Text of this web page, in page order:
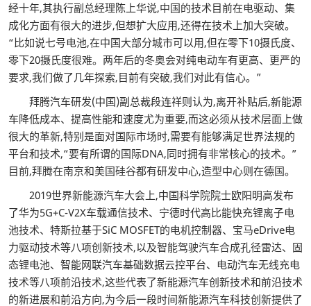
经十年,其执行副总经理陈上华说,中国的技术目前在电驱动、集
成化方面有很大的进步,但想扩大应用,还得在技术上加大突破。
“比如说七号电池,在中国大部分城市可以用,但在零下10摄氏度、
零下20摄氏度很难。两年后的冬奥会对纯电动车有更高、更严的
要求,我们做了几年探索,目前有突破,我们对此有信心。”
拜腾汽车研发(中国)副总裁段连祥则认为,离开补贴后,新能源
车降低成本、提高性能和速度尤为重要,而这必须从技术层面上做
很大的革新,特别是面对国际市场时,需要有能够满足世界法规的
平台和技术,“要有所谓的国际DNA,同时拥有非常核心的技术。”
目前,拜腾在南京和美国硅谷都有研发中心,造型中心则在德国。
2019世界新能源汽车大会上,中国科学院院士欧阳明高发布
了华为5G+C-V2X车载通信技术、宁德时代高比能快充锂离子电
池技术、特斯拉基于SiC MOSFET的电机控制器、宝马eDrive电
力驱动技术等八项创新技术,以及智能驾驶汽车合成孔径雷达、固
态锂电池、智能网联汽车基础数据云控平台、电动汽车无线充电
技术等八项前沿技术,这些代表了新能源汽车创新技术和前沿技术
的新进展和前沿方向,为今后一段时间新能源汽车科技创新提供了